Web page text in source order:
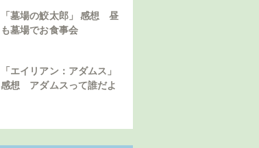
「墓場の鮫太郎」 感想 昼
も墓場でお食事会
「エイリアン：アダムス」
感想 アダムスって誰だよ